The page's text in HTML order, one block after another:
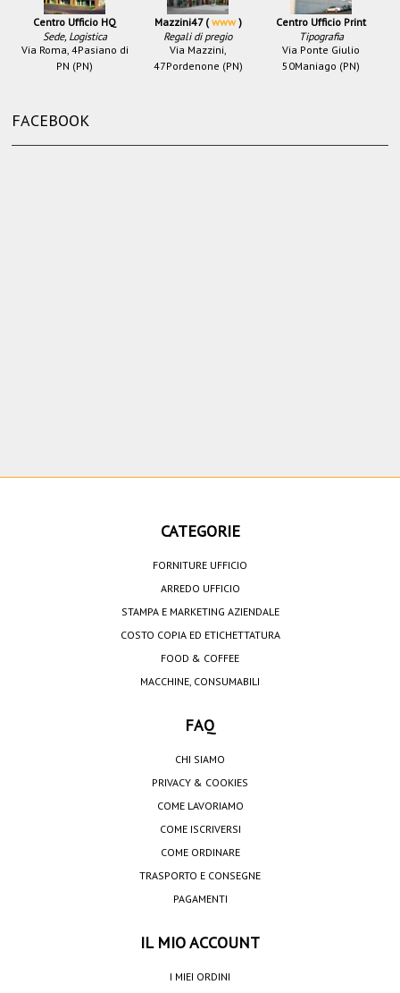
Centro Ufficio HQ
Sede, Logistica
Via Roma, 4Pasiano di
PN (PN)
Mazzini47 (www)
Regali di pregio
Via Mazzini,
47Pordenone (PN)
Centro Ufficio Print
Tipografia
Via Ponte Giulio
50Maniago (PN)
FACEBOOK
CATEGORIE
FORNITURE UFFICIO
ARREDO UFFICIO
STAMPA E MARKETING AZIENDALE
COSTO COPIA ED ETICHETTATURA
FOOD & COFFEE
MACCHINE, CONSUMABILI
FAQ
CHI SIAMO
PRIVACY & COOKIES
COME LAVORIAMO
COME ISCRIVERSI
COME ORDINARE
TRASPORTO E CONSEGNE
PAGAMENTI
IL MIO ACCOUNT
I MIEI ORDINI